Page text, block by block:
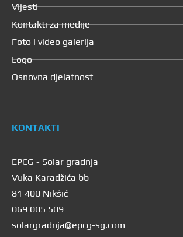
Vijesti
Kontakti za medije
Foto i video galerija
Logo
Osnovna djelatnost
KONTAKTI
EPCG - Solar gradnja
Vuka Karadžića bb
81 400 Nikšić
069 005 509
solargradnja@epcg-sg.com